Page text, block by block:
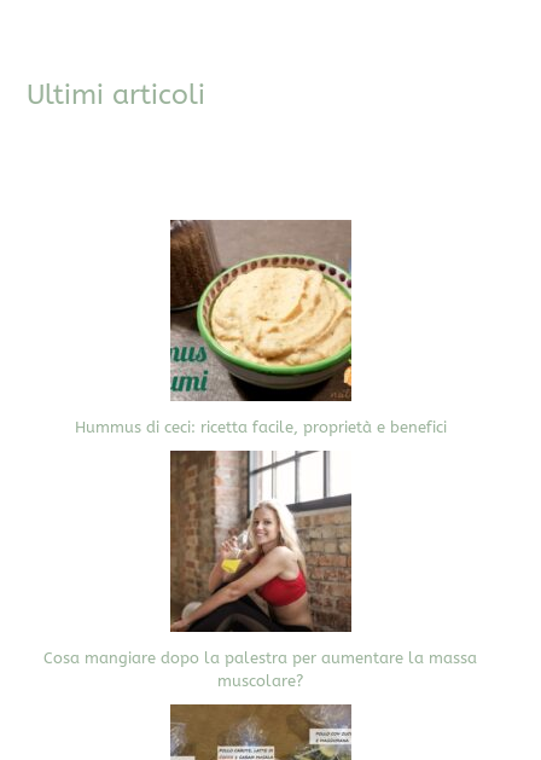
Ultimi articoli
Hummus di ceci: ricetta facile, proprietà e benefici
Cosa mangiare dopo la palestra per aumentare la massa
muscolare?